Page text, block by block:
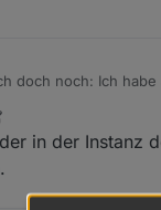
doch noch: Ich
in der Instanz